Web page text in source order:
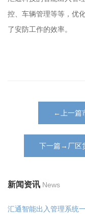
控、车辆管理等等，优
了安防工作的效率。
←上一篇
下一篇→厂区
新闻资讯 News
汇通智能出入管理系统